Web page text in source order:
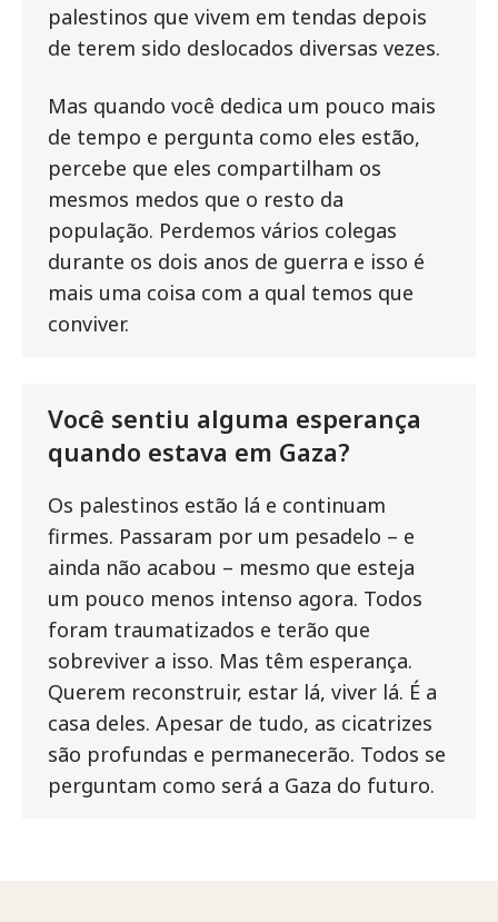
palestinos que vivem em tendas depois
de terem sido deslocados diversas vezes.
Mas quando você dedica um pouco mais
de tempo e pergunta como eles estão,
percebe que eles compartilham os
mesmos medos que o resto da
população. Perdemos vários colegas
durante os dois anos de guerra e isso é
mais uma coisa com a qual temos que
conviver.
Você sentiu alguma esperança
quando estava em Gaza?
Os palestinos estão lá e continuam
firmes. Passaram por um pesadelo – e
ainda não acabou – mesmo que esteja
um pouco menos intenso agora. Todos
foram traumatizados e terão que
sobreviver a isso. Mas têm esperança.
Querem reconstruir, estar lá, viver lá. É a
casa deles. Apesar de tudo, as cicatrizes
são profundas e permanecerão. Todos se
perguntam como será a Gaza do futuro.